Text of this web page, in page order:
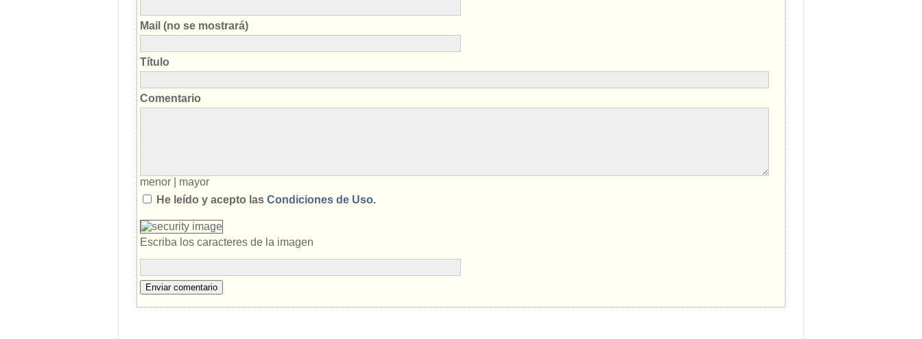
Mail (no se mostrará)
Título
Comentario
menor
mayor
He leído y acepto las Condiciones de Uso.
Escriba los caracteres de la imagen
Enviar comentario